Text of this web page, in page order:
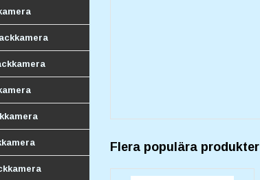
Flera populära produkter